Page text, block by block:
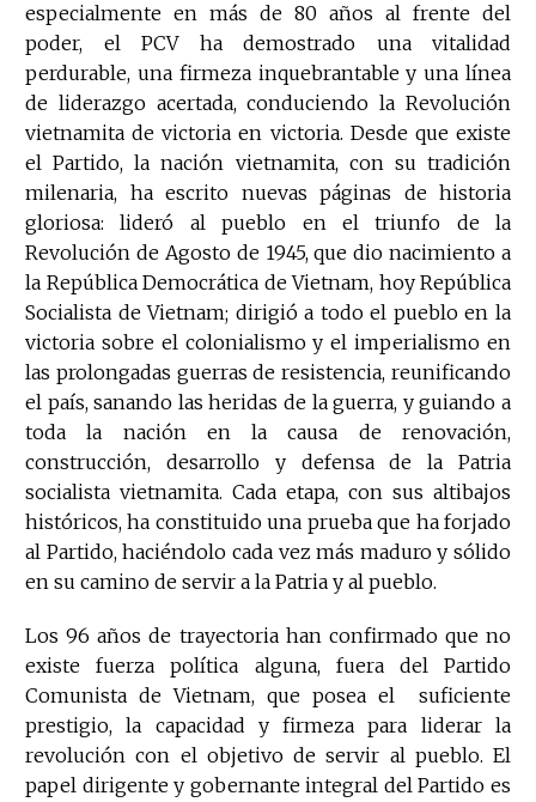
especialmente en más de 80 años al frente del
poder, el PCV ha demostrado una vitalidad
perdurable, una firmeza inquebrantable y una línea
de liderazgo acertada, conduciendo la Revolución
vietnamita de victoria en victoria. Desde que existe
el Partido, la nación vietnamita, con su tradición
milenaria, ha escrito nuevas páginas de historia
gloriosa: lideró al pueblo en el triunfo de la
Revolución de Agosto de 1945, que dio nacimiento a
la República Democrática de Vietnam, hoy República
Socialista de Vietnam; dirigió a todo el pueblo en la
victoria sobre el colonialismo y el imperialismo en
las prolongadas guerras de resistencia, reunificando
el país, sanando las heridas de la guerra, y guiando a
toda la nación en la causa de renovación,
construcción, desarrollo y defensa de la Patria
socialista vietnamita. Cada etapa, con sus altibajos
históricos, ha constituido una prueba que ha forjado
al Partido, haciéndolo cada vez más maduro y sólido
en su camino de servir a la Patria y al pueblo.
Los 96 años de trayectoria han confirmado que no
existe fuerza política alguna, fuera del Partido
Comunista de Vietnam, que posea el suficiente
prestigio, la capacidad y firmeza para liderar la
revolución con el objetivo de servir al pueblo. El
papel dirigente y gobernante integral del Partido es